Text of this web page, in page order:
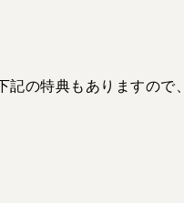
の特典もありますので、